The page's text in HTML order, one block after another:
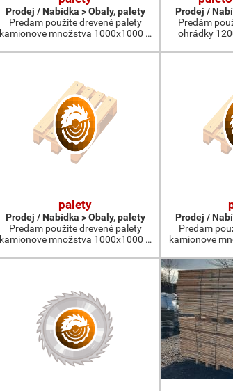
Prodej / Nabídka > Obaly, palety
Predam použite drevené palety
kamionove množstva 1000x1000 …
Prodej /
Predám
ohrádky
palety
Prodej / Nabídka > Obaly, palety
Predam použite drevené palety
kamionove množstva 1000x1000 …
Prodej /
Predam
kamionove